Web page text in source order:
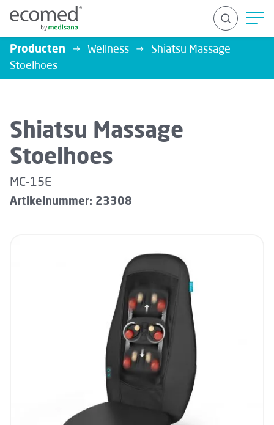
Producten Wellness
Shiatsu Massage
Stoelhoes
Shiatsu Massage
Stoelhoes
MC-15E
Artikelnummer: 23308